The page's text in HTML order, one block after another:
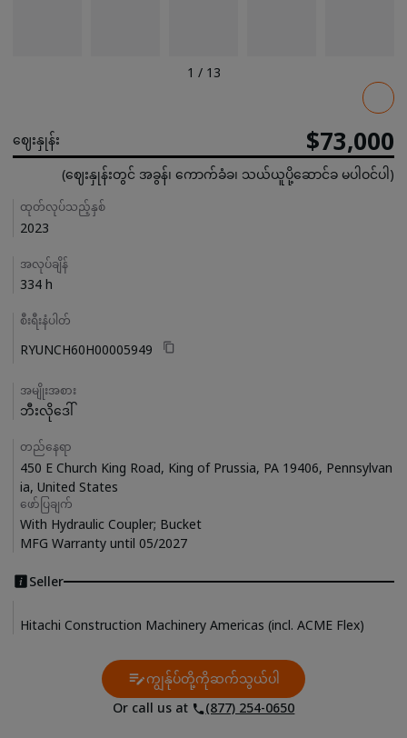
1 / 13
ဈေးနှုန်း $73,000
(ဈေးနှုန်းတွင် အခွန်၊ ကောက်ခံခ၊ သယ်ယူပို့ဆောင်ခ မပါဝင်ပါ)
Details
ထုတ်လုပ်သည့်နှစ်
2023
အလုပ်ချိန်
334 h
စီးရီးနံပါတ်
RYUNCH60H00005949
အမျိုးအစား
ဘီးလိုဒေါ်
တည်နေရာ
450 E Church King Road, King of Prussia, PA 19406, Pennsylvan
ia, United States
ဖော်ပြချက်
With Hydraulic Coupler; Bucket
MFG Warranty until 05/2027
Seller
Hitachi Construction Machinery Americas (incl. ACME Flex)
Contact Us
ကျွန်ုပ်တို့ကိုဆက်သွယ်ပါ
Or call us at
(877) 254-0650